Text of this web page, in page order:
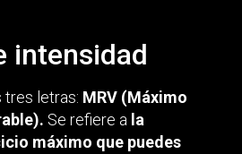
intensidad
tres letras: MRV (Máximo
Se refiere a la
máximo que puedes